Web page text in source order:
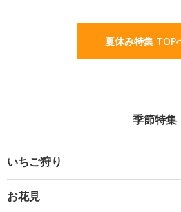
夏休み特集 TOP
季節特集
いちご狩り
お花見